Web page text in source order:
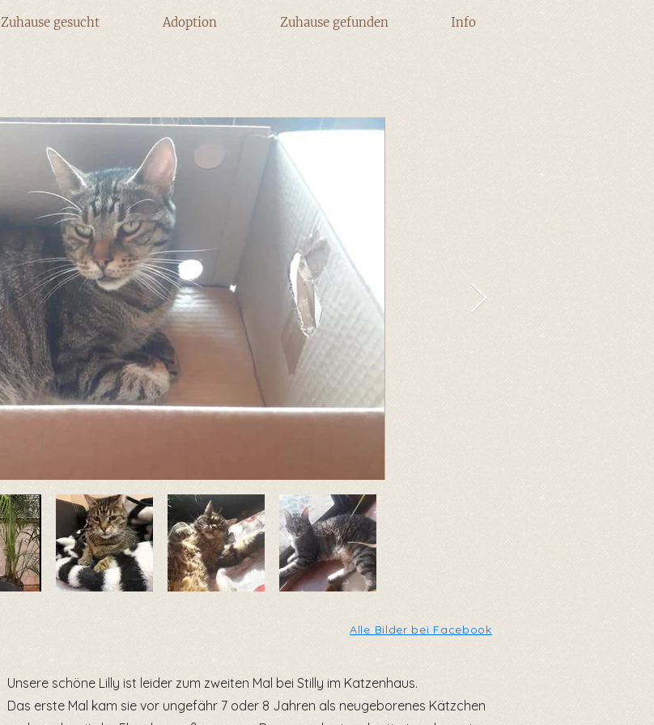
Zuhause gesucht Adoption Zuhause gefunden Info
Alle Bilder bei Facebook
Unsere schöne Lilly ist leider zum zweiten Mal bei Stilly im Katzenhaus.
Das erste Mal kam sie vor ungefähr 7 oder 8 Jahren als neugeborenes Kätzchen